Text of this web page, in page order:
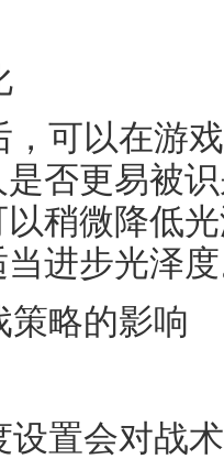
，可以在游
否更易被
稍微降低
进步光泽
策略的影响
设置会对战